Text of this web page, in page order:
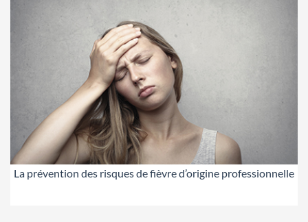
La prévention des risques de fièvre d’origine professionnelle